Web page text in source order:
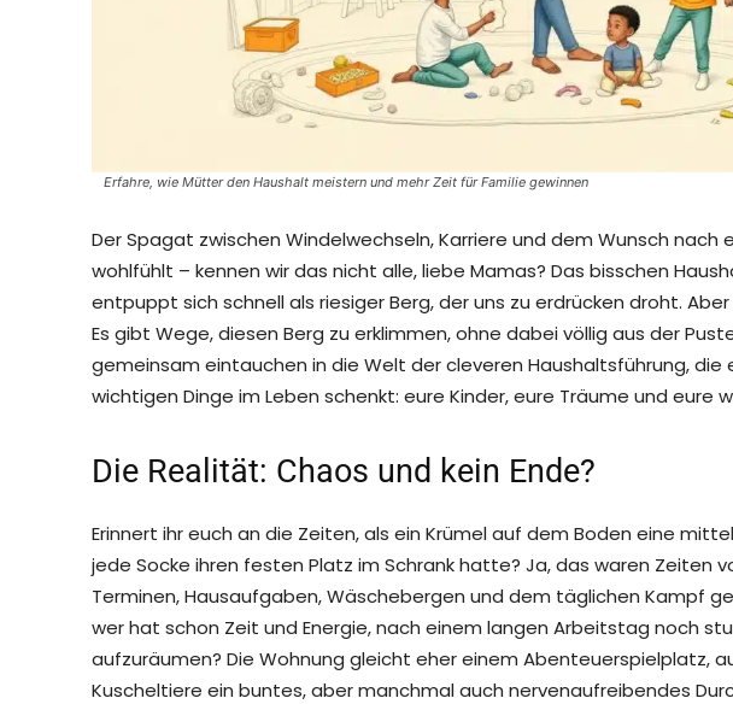
Erfahre, wie Mütter den Haushalt meistern und mehr Zeit für Familie gewinnen
Der Spagat zwischen Windelwechseln, Karriere und dem Wunsch nach
wohlfühlt – kennen wir das nicht alle, liebe Mamas? Das bisschen
entpuppt sich schnell als riesiger Berg, der uns zu erdrücken droht.
Es gibt Wege, diesen Berg zu erklimmen, ohne dabei völlig aus der
gemeinsam eintauchen in die Welt der cleveren Haushaltsführung, die
wichtigen Dinge im Leben schenkt: eure Kinder, eure Träume und eure
Die Realität: Chaos und kein Ende?
Erinnert ihr euch an die Zeiten, als ein Krümel auf dem Boden eine
jede Socke ihren festen Platz im Schrank hatte? Ja, das waren Zeiten
Terminen, Hausaufgaben, Wäschebergen und dem täglichen Kampf
wer hat schon Zeit und Energie, nach einem langen Arbeitstag noch
aufzuräumen? Die Wohnung gleicht eher einem Abenteuerspielplatz,
Kuscheltiere ein buntes, aber manchmal auch nervenaufreibendes